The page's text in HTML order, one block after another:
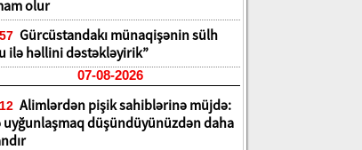
olur
Gürcüstandakı münaqişənin sülh
ilə həllini dəstəkləyirik”
07-08-2026
Alimlərdən pişik sahiblərinə müjdə:
uyğunlaşmaq düşündüyünüzdən daha